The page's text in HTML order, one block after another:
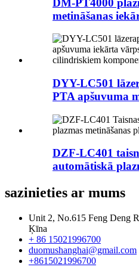
metināšanas
DYY-LC501
PTA apšuvuma
DZF-LC401
automātiskā
sazinieties ar mums
Unit 2, No.615 Feng Deng
Ķīna
+ 86 15021996700
duomushanghai@gmail.com
+8615021996700